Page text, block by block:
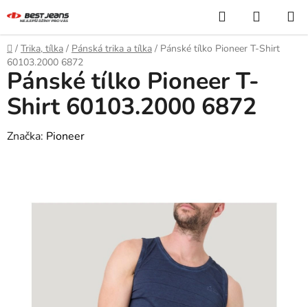
na
obsah
Hledat
KOŠÍK
Domů
/ Trika, tílka / Pánská trika a tílka / Pánské tílko Pioneer T-Shirt
60103.2000 6872
Pánské tílko Pioneer T-
Shirt 60103.2000 6872
Značka: Pioneer